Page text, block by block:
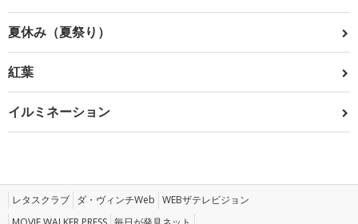
夏休み（夏祭り）
紅葉
イルミネーション
レタスクラブ ダ・ヴィンチWeb WEBザテレビジョン